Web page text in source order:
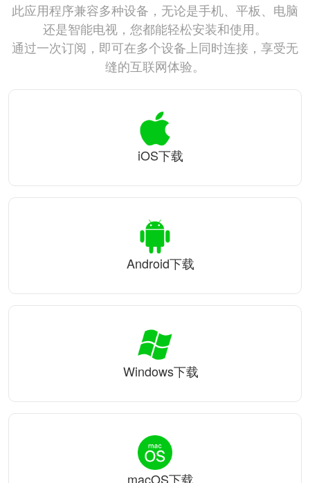
此应用程序兼容多种设备，无论是手机、平板、电脑
还是智能电视，您都能轻松安装和使用。
通过一次订阅，即可在多个设备上同时连接，享受无
缝的互联网体验。
iOS下载
Android下载
Windows下载
macOS下载